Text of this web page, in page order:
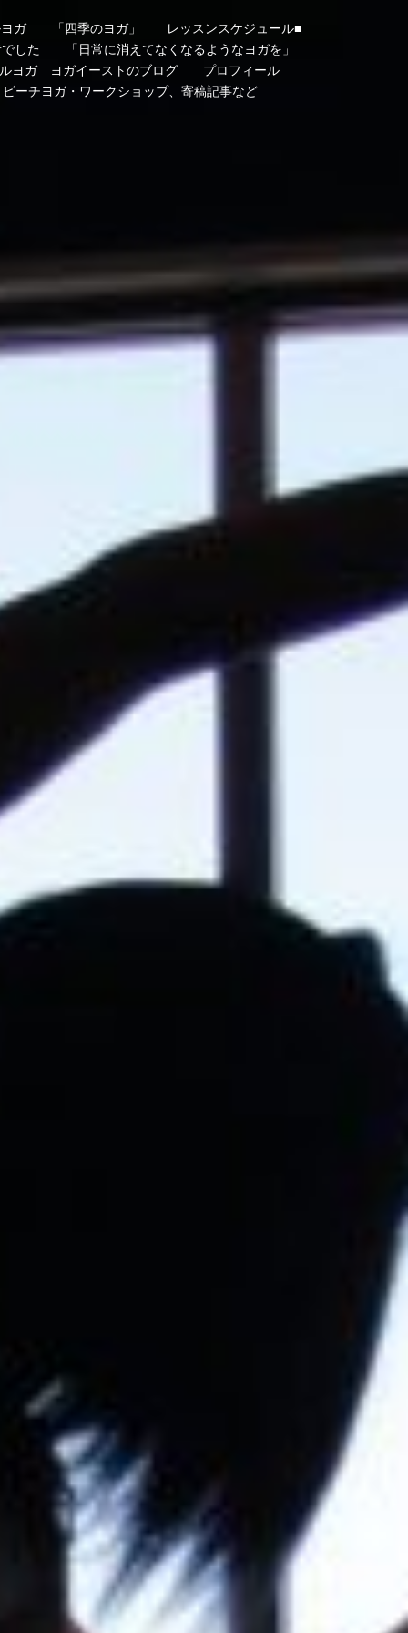
ガ 「四季のヨガ」
レッスンスケジュール■
した
「日常に消えてなくなるようなヨガを」
ヨガ ヨガイーストのブログ
プロフィール
ーチヨガ・ワークショップ、寄稿記事など